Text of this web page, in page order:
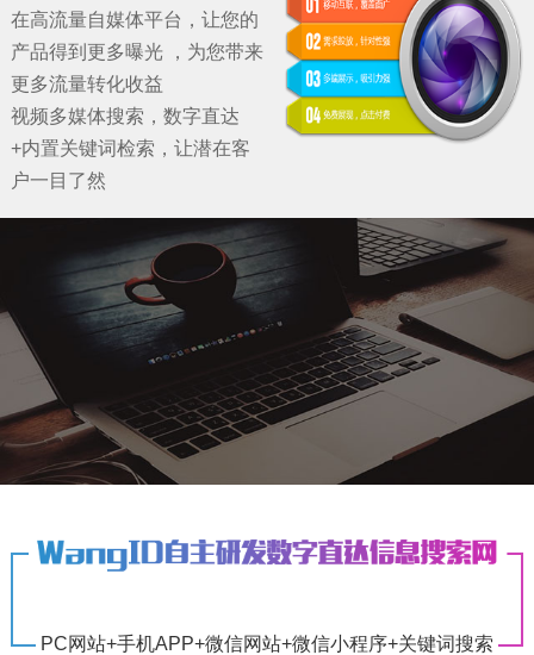
在高流量自媒体平台，让您的
产品得到更多曝光 ，为您带来
更多流量转化收益
视频多媒体搜索，数字直达
+内置关键词检索，让潜在客
户一目了然
PC网站+手机APP+微信网站+微信小程序+关键词搜索